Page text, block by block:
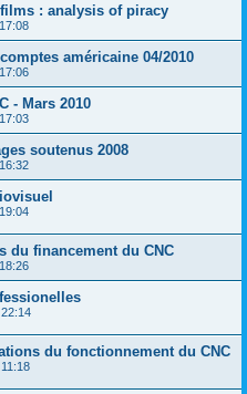
: analysis of piracy
amé­ri­caine 04/2010
- Mars 2010
soutenus 2008
du financement du CNC
du fonctionnement du CNC